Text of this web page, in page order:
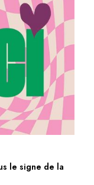
le signe de la